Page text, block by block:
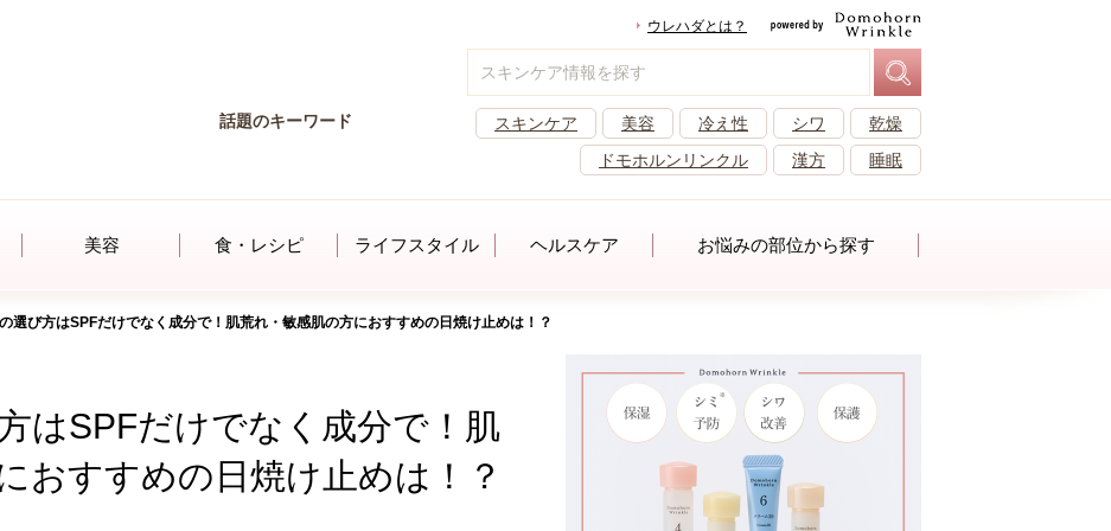
ウレハダとは？
話題のキーワード スキンケア 美容 冷え性 シワ
乾燥
ドモホルンリンクル
漢方 睡眠
美容 食・レシピ ライフスタイル ヘルスケア お悩みの部位から探す
選び方はSPFだけでなく成分で！肌荒れ・敏感肌の方におすすめの日焼け止めは！？
はSPFだけでなく成分で！肌
おすすめの日焼け止めは！？